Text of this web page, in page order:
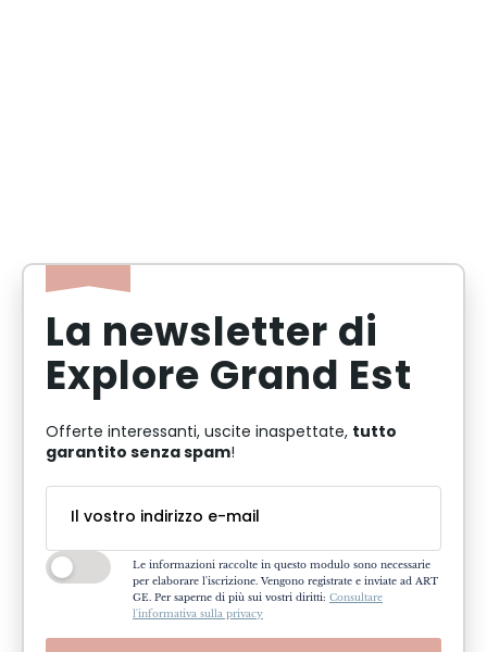
La newsletter di
Explore Grand Est
Offerte interessanti, uscite inaspettate, tutto
garantito senza spam!
Le informazioni raccolte in questo modulo sono necessarie
per elaborare l'iscrizione. Vengono registrate e inviate ad ART
GE. Per saperne di più sui vostri diritti: Consultare
l'informativa sulla privacy